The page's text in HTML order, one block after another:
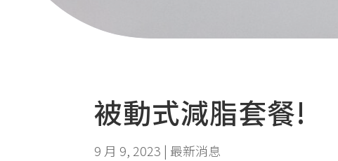
被動式減脂套餐!
9 月 9, 2023 | 最新消息